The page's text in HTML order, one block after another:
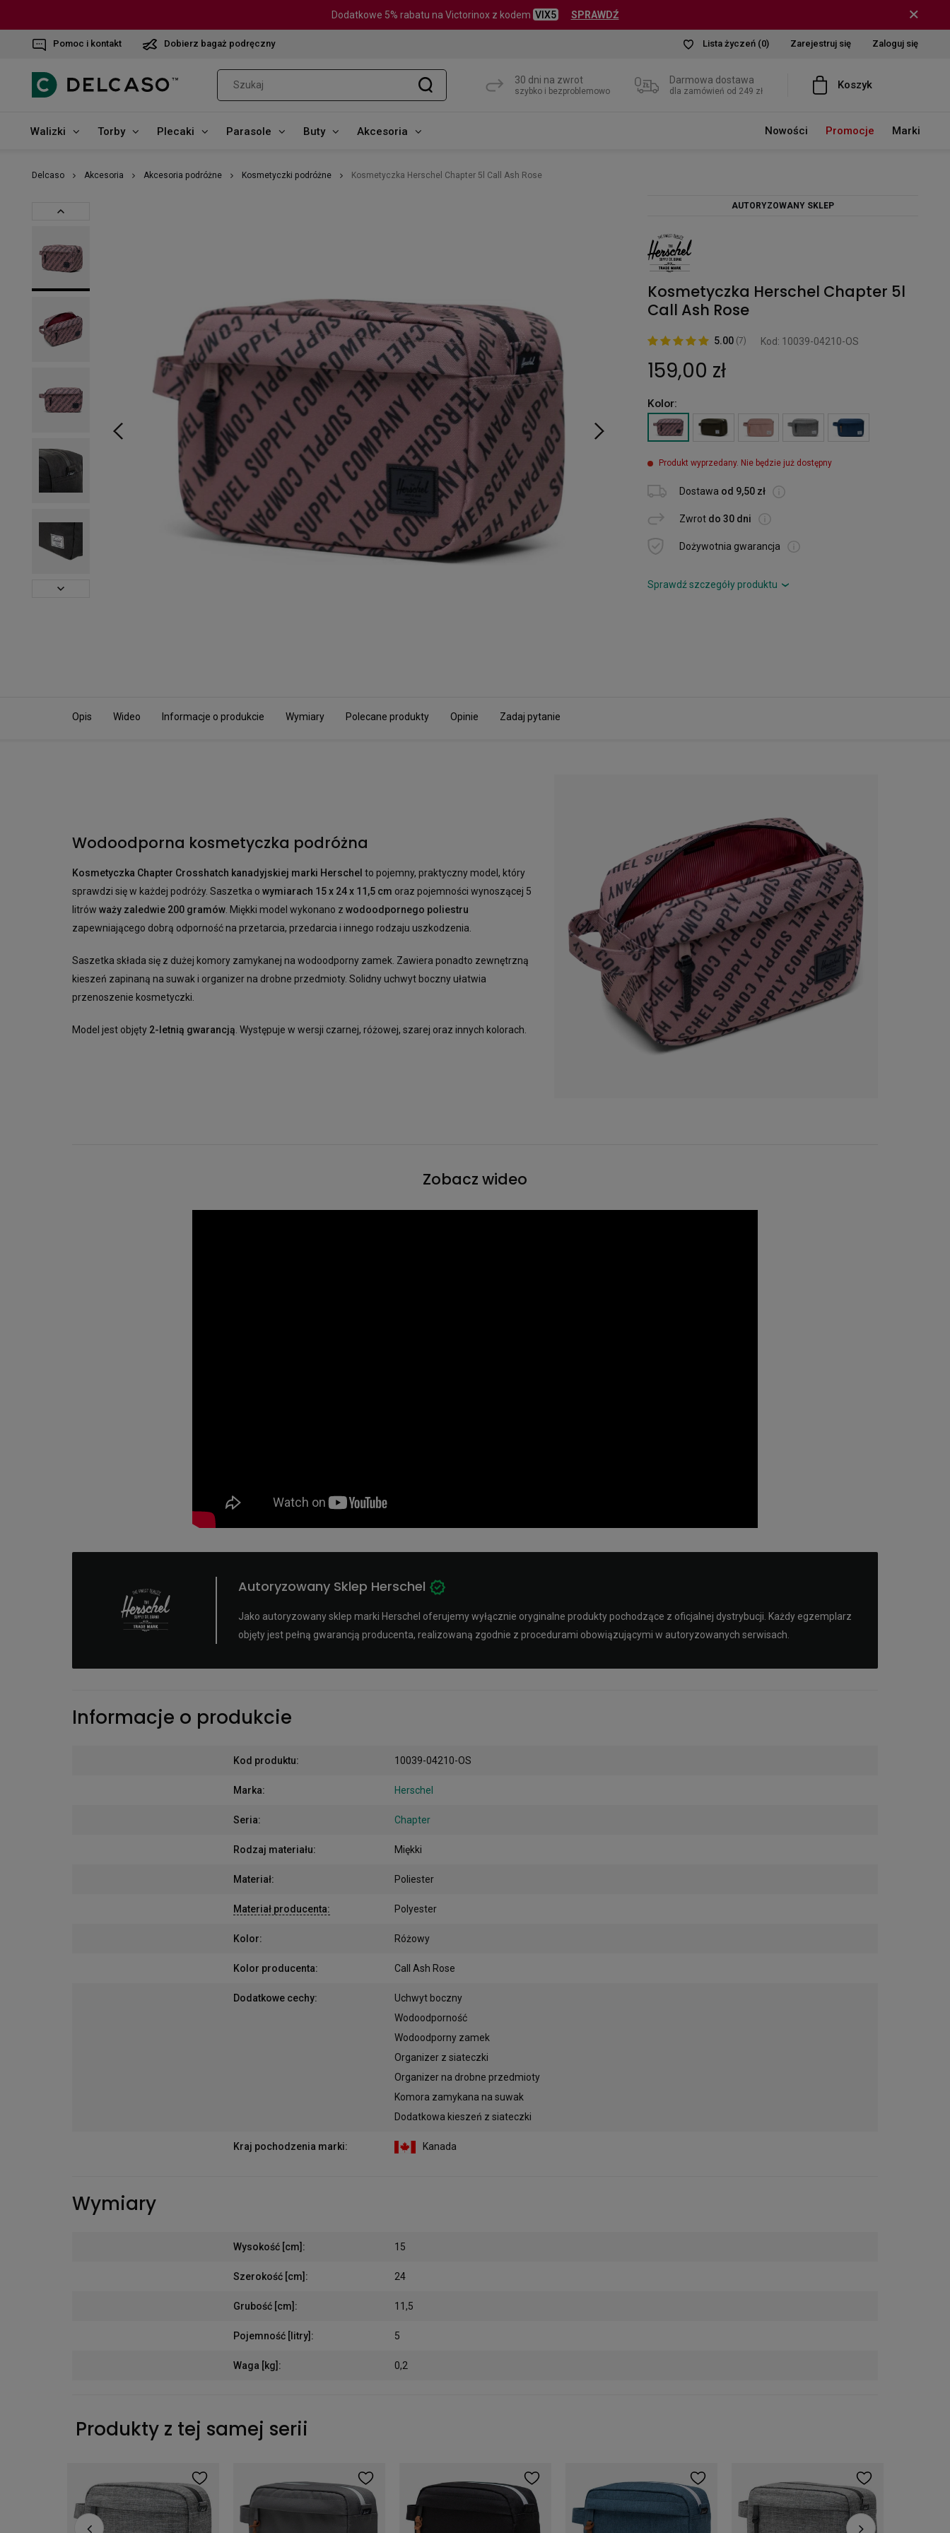
Dodatkowe 5% rabatu na Victorinox z kodem VIX5 SPRAWDŹ
Pomoc i kontakt Dobierz bagaż podręczny Lista życzeń (0) Zarejestruj się Zaloguj się
30 dni na zwrot
szybko i bezproblemowo
Darmowa dostawa
dla zamówień od 249 zł Koszyk
Walizki Torby Plecaki Parasole Buty Akcesoria Nowości Promocje Marki
Delcaso Akcesoria Akcesoria podróżne Kosmetyczki podróżne Kosmetyczka Herschel Chapter 5l Call Ash Rose
AUTORYZOWANY SKLEP
Kosmetyczka Herschel Chapter 5l
Call Ash Rose
5.00 (7) Kod: 10039-04210-OS
159,00 zł
Kolor:
Produkt wyprzedany. Nie będzie już dostępny
Dostawa od 9,50 zł
Zwrot do 30 dni
Dożywotnia gwarancja
Sprawdź szczegóły produktu ›
Opis Wideo Informacje o produkcie Wymiary Polecane produkty Opinie Zadaj pytanie
Wodoodporna kosmetyczka podróżna
Kosmetyczka Chapter Crosshatch kanadyjskiej marki Herschel to pojemny, praktyczny model, który
sprawdzi się w każdej podróży. Saszetka o wymiarach 15 x 24 x 11,5 cm oraz pojemności wynoszącej 5
litrów waży zaledwie 200 gramów. Miękki model wykonano z wodoodpornego poliestru
zapewniającego dobrą odporność na przetarcia, przedarcia i innego rodzaju uszkodzenia.
Saszetka składa się z dużej komory zamykanej na wodoodporny zamek. Zawiera ponadto zewnętrzną
kieszeń zapinaną na suwak i organizer na drobne przedmioty. Solidny uchwyt boczny ułatwia
przenoszenie kosmetyczki.
Model jest objęty 2-letnią gwarancją. Występuje w wersji czarnej, różowej, szarej oraz innych kolorach.
Zobacz wideo
Autoryzowany Sklep Herschel
Jako autoryzowany sklep marki Herschel oferujemy wyłącznie oryginalne produkty pochodzące z oficjalnej dystrybucji. Każdy egzemplarz
objęty jest pełną gwarancją producenta, realizowaną zgodnie z procedurami obowiązującymi w autoryzowanych serwisach.
Informacje o produkcie
Kod produktu: 10039-04210-OS
Marka: Herschel
Seria: Chapter
Rodzaj materiału: Miękki
Materiał: Poliester
Materiał producenta: Polyester
Kolor: Różowy
Kolor producenta: Call Ash Rose
Dodatkowe cechy:
Uchwyt boczny
Wodoodporność
Wodoodporny zamek
Organizer z siateczki
Organizer na drobne przedmioty
Komora zamykana na suwak
Dodatkowa kieszeń z siateczki
Kraj pochodzenia marki: Kanada
Wymiary
Wysokość [cm] : 15
Szerokość [cm] : 24
Grubość [cm] : 11,5
Pojemność [litry] : 5
Waga [kg] : 0,2
Produkty z tej samej serii